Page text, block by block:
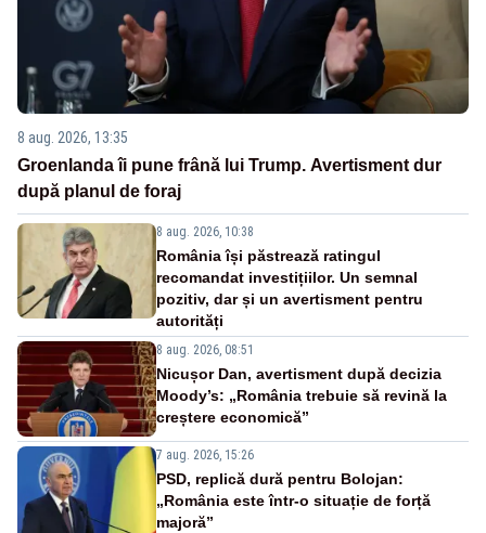
8 aug. 2026, 13:35
Groenlanda îi pune frână lui Trump. Avertisment dur
după planul de foraj
8 aug. 2026, 10:38
România își păstrează ratingul
recomandat investițiilor. Un semnal
pozitiv, dar și un avertisment pentru
autorități
8 aug. 2026, 08:51
Nicușor Dan, avertisment după decizia
Moody’s: „România trebuie să revină la
creștere economică”
7 aug. 2026, 15:26
PSD, replică dură pentru Bolojan:
„România este într-o situație de forță
majoră”